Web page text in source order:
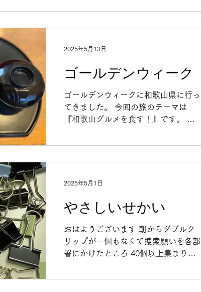
ゴールデンウィーク
ゴールデンウィークに和歌山県に行っ
てきました。 今回の旅のテーマは
『和歌山グルメを食す！』です。 中
しらす丼は、溢れんばかりのしらすの
にとてつもない時間を要しました。
でも身がふっくらしてて美味でした。
今日のブログ担当でした。
2025年5月13日
やさしいせかい
おはようございます 朝からダブルク
リップが一個もなくて捜索願いを各部
署にかけたところ 40個以上集まりま
うより与えられる人になりたいですね
2025年5月1日